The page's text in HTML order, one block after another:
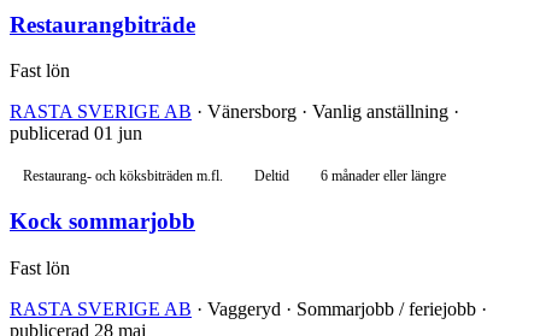
Restaurangbiträde
Fast lön
RASTA SVERIGE AB · Vänersborg · Vanlig anställning ·
publicerad 01 jun
Restaurang- och köksbiträden m.fl. Deltid 6 månader eller längre
Kock sommarjobb
Fast lön
RASTA SVERIGE AB · Vaggeryd · Sommarjobb / feriejobb ·
publicerad 28 maj